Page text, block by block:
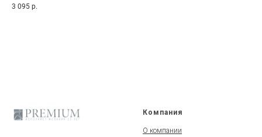
3 095 р.
Компания
О компании